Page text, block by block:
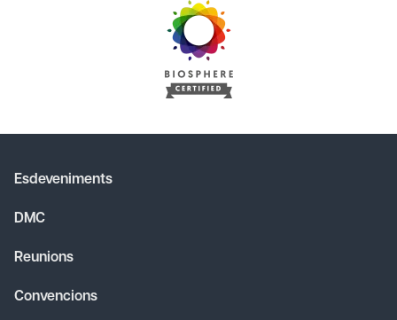
Esdeveniments
DMC
Reunions
Convencions